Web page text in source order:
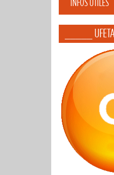
INFOS UTILES
_____